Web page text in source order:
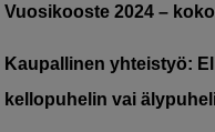
Vuosikooste 2024 –
Kaupallinen yhteistyö:
kellopuhelin vai